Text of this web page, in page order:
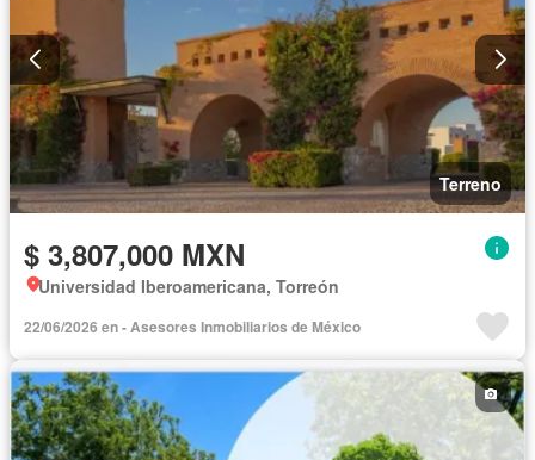
Terreno
$ 3,807,000 MXN
Universidad Iberoamericana, Torreón
22/06/2026 en - Asesores Inmobiliarios de México